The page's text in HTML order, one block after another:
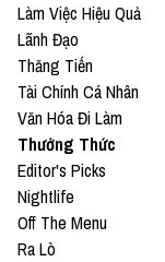
Làm Việc Hiệu Quả
Lãnh Đạo
Thăng Tiến
Tài Chính Cá Nhân
Văn Hóa Đi Làm
Thưởng Thức
Editor's Picks
Nightlife
Off The Menu
Ra Lò